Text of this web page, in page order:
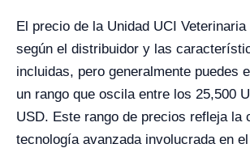
El precio de la Unidad UCI
según el distribuidor y las
incluidas, pero generalmente puedes
un rango que oscila entre los 25,500
USD. Este rango de precios refleja la
tecnología avanzada involucrada en